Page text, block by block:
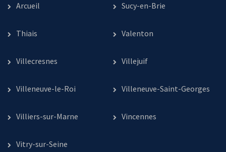
Arcueil Sucy-en-Brie
Thiais Valenton
Villecresnes Villejuif
Villeneuve-le-Roi Villeneuve-Saint-Georges
Villiers-sur-Marne Vincennes
Vitry-sur-Seine